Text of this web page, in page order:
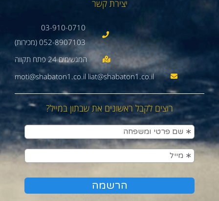
יצירת קשר
03-910-0710
052-8907103 (מכירות)
moti@shabaton1.co.il liat@shabaton1.co.il
רוצים לקבל ראשונים את שבתון במייל?